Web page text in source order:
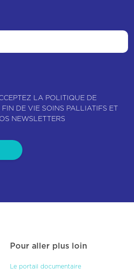
LA POLITIQUE DE
DE VIE SOINS PALLIATIFS ET
NEWSLETTERS
Pour aller plus loin
Le portail documentaire